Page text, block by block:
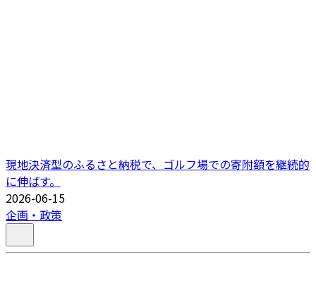
現地決済型のふるさと納税で、ゴルフ場での寄附額を継続的
に伸ばす。
2026-06-15
企画・政策